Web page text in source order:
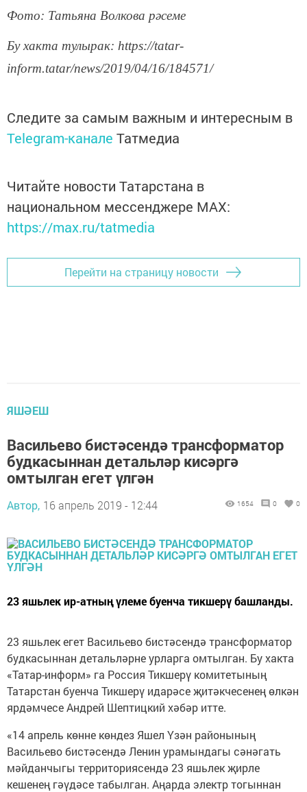
Фото: Татьяна Волкова рәсеме
Бу хакта тулырак: https://tatar-
inform.tatar/news/2019/04/16/184571/
Следите за самым важным и интересным в
Telegram-канале Татмедиа
Читайте новости Татарстана в
национальном мессенджере MАХ:
https://max.ru/tatmedia
Перейти на страницу новости
ЯШӘЕШ
Васильево бистәсендә трансформатор
будкасыннан детальләр кисәргә
омтылган егет үлгән
Автор, 16 апрель 2019 - 12:44 1654 0 0
23 яшьлек ир-атның үлеме буенча тикшерү башланды.
23 яшьлек егет Васильево бистәсендә трансформатор
будкасыннан детальләрне урларга омтылган. Бу хакта
«Татар-информ» га Россия Тикшерү комитетының
Татарстан буенча Тикшерү идарәсе җитәкчесенең өлкән
ярдәмчесе Андрей Шептицкий хәбәр итте.
«14 апрель көнне көндез Яшел Үзән районының
Васильево бистәсендә Ленин урамындагы сәнәгать
мәйданчыгы территориясендә 23 яшьлек җирле
кешенең гәүдәсе табылган. Аңарда электр тогыннан